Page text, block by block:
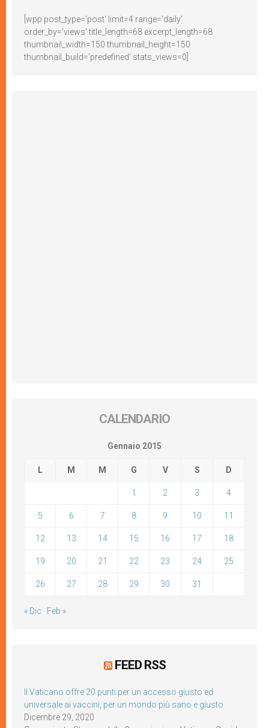
[wpp post_type='post' limit=4 range='daily'
order_by='views' title_length=68 excerpt_length=68
thumbnail_width=150 thumbnail_height=150
thumbnail_build='predefined' stats_views=0]
CALENDARIO
Gennaio 2015
L M M G V S D
1 2 3 4
5 6 7 8 9 10 11
12 13 14 15 16 17 18
19 20 21 22 23 24 25
26 27 28 29 30 31
« Dic Feb »
FEED RSS
Il Vaticano offre 20 punti per un accesso giusto ed
universale ai vaccini, per un mondo più sano e giusto
Dicembre 29, 2020